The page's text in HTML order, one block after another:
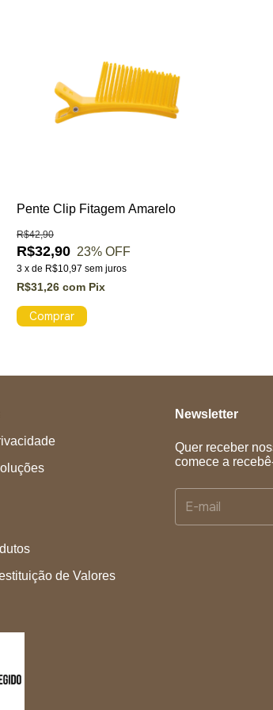
Pente Clip Fitagem Amarelo
R$32,90
R$42,90
23% OFF
3 x de R$10,97 sem juros
R$31,26 com Pix
de Valores
Newsletter
Quer receber
comece a